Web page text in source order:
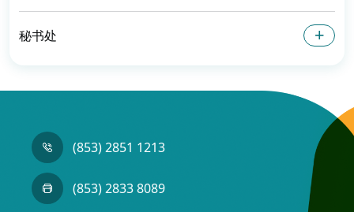
秘书处
(853) 2851 1213
(853) 2833 8089